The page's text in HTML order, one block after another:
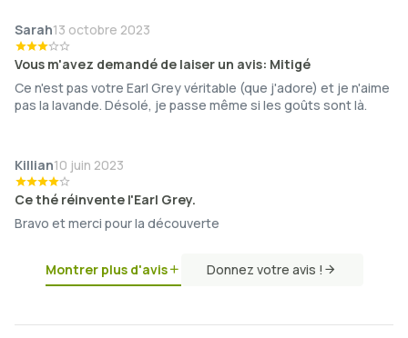
Sarah13 octobre 2023
Vous m'avez demandé de laiser un avis: Mitigé
Ce n'est pas votre Earl Grey véritable (que j'adore) et je n'aime
pas la lavande. Désolé, je passe même si les goûts sont là.
Killian10 juin 2023
Ce thé réinvente l'Earl Grey.
Bravo et merci pour la découverte
Montrer plus d'avis Donnez votre avis !